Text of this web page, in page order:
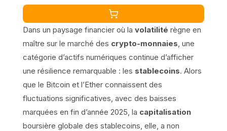
Dans un paysage financier où la volatilité règne en
maître sur le marché des crypto-monnaies, une
catégorie d’actifs numériques continue d’afficher
une résilience remarquable : les stablecoins. Alors
que le Bitcoin et l’Ether connaissent des
fluctuations significatives, avec des baisses
marquées en fin d’année 2025, la capitalisation
boursière globale des stablecoins, elle, a non